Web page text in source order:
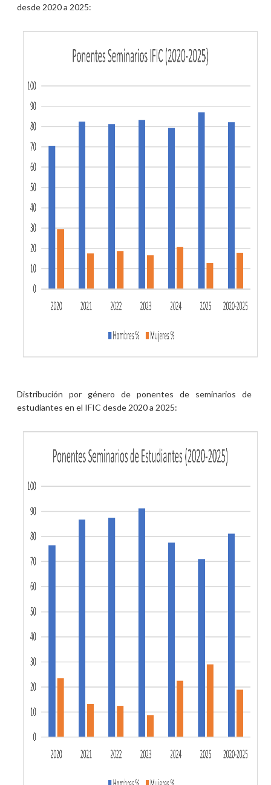
desde 2020 a 2025:
Distribución por género de ponentes de seminarios de
estudiantes en el IFIC desde 2020 a 2025: